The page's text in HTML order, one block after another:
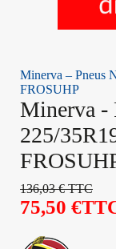
Minerva – Pneus
FROSUHP
Minerva -
225/
136,03€TTC
75,50 €